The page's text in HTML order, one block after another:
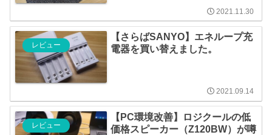
2021.11.30
レビュー
【さらばSANYO】エネループ充
電器を買い替えました。
2021.09.14
レビュー
【PC環境改善】ロジクールの低
価格スピーカー（Z120BW）が噂